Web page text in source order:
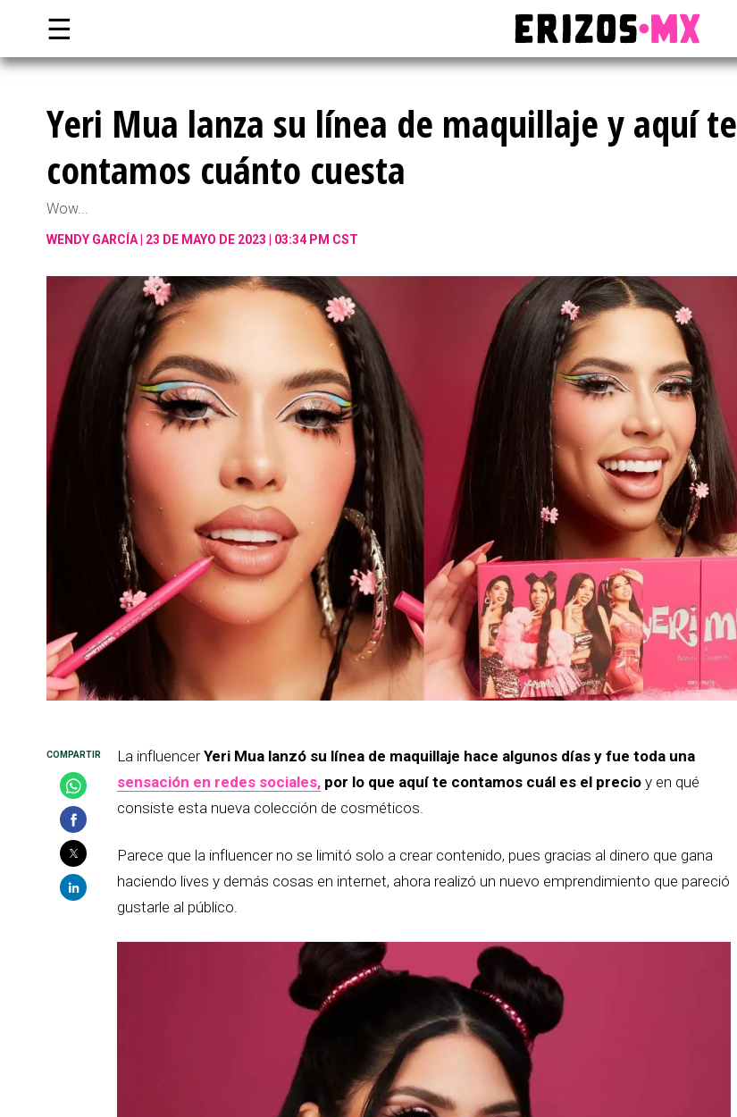
☰
Yeri Mua lanza su línea de maquillaje y aquí te
contamos cuánto cuesta
Wow...
WENDY GARCÍA 23 DE MAYO DE 2023 | 03:34 PM CST
La influencerYeri Mua lanzó su línea de maquillaje hace algunos días y fue toda una
sensación en redes sociales, por lo que aquí te contamos cuál es el precio y en qué
consiste esta nueva colección de cosméticos.
Parece que la influencer no se limitó solo a crear contenido, pues gracias al dinero que gana
haciendo lives y demás cosas en internet, ahora realizó un nuevo emprendimiento que pareció
gustarle al público.